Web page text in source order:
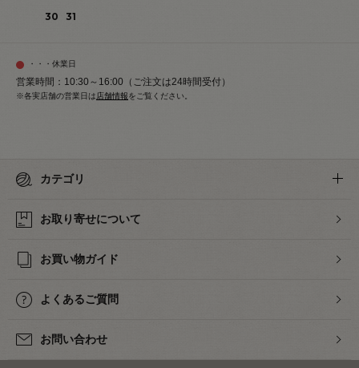
30
31
・・・休業日
営業時間：10:30～16:00（ご注文は24時間受付）
※各実店舗の営業日は店舗情報をご覧ください。
カテゴリ
お取り寄せについて
お買い物ガイド
よくあるご質問
お問い合わせ